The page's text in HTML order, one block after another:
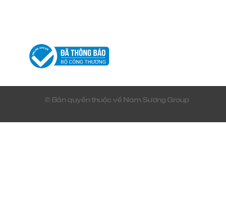
© Bản quyền thuộc về Nam Sương Group